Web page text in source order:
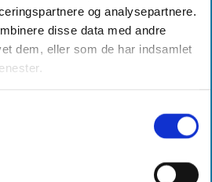
og analysepartnere.
disse data med andre
dem, eller som de har indsamlet